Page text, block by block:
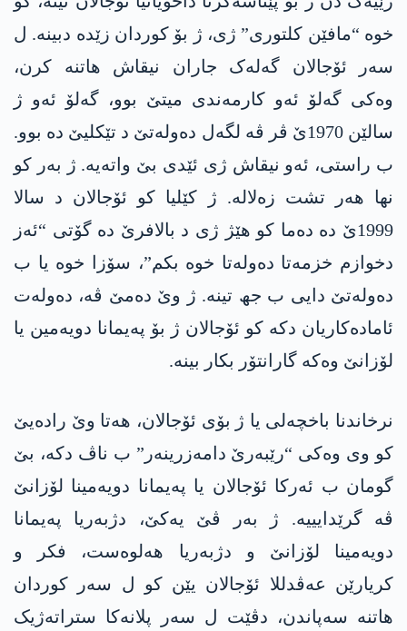
خوە “مافێن کلتوری” ژی، ژ بۆ کوردان زێدە دبینە. ل
سەر ئۆجالان گەلەک جاران نیقاش هاتنە کرن،
وەکی گەلۆ ئەو کارمەندی میتێ بوو، گەلۆ ئەو ژ
سالێن 1970ێ ڤر ڤە لگەل دەولەتێ د تێکلیێ دە بوو.
ب راستی، ئەو نیقاش ژی ئێدی بێ واتەیە. ژ بەر کو
نھا ھەر تشت زەلالە. ژ کێلیا کو ئۆجالان د سالا
1999ێ دە دەما کو هێژ ژی د بالافرێ دە گۆتی “ئەز
دخوازم خزمەتا دەولەتا خوە بکم”، سۆزا خوە یا ب
دەولەتێ دایی ب جھ تینە. ژ وێ دەمێ ڤە، دەولەت
ئامادەکاریان دکە کو ئۆجالان ژ بۆ پەیمانا دویەمین یا
لۆزانێ وەکە گارانتۆر بکار بینە.
نرخاندنا باخچەلی یا ژ بۆی ئۆجالان، ھەتا وێ رادەیێ
کو وی وەکی “رێبەرێ دامەزرینەر” ب ناڤ دکە، بێ
گومان ب ئەرکا ئۆجالان یا پەیمانا دویەمینا لۆزانێ
ڤە گرێدایییە. ژ بەر ڤێ یەکێ، دژبەریا پەیمانا
دویەمینا لۆزانێ و دژبەریا ھەلوەست، فکر و
کریارێن عەڤدللا ئۆجالان یێن کو ل سەر کوردان
ھاتنە سەپاندن، دڤێت ل سەر پلانەکا ستراتەژیک